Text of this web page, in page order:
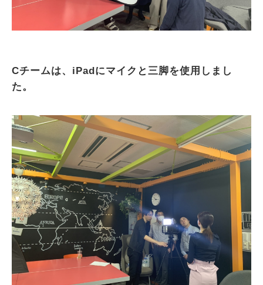
Cチームは、iPadにマイクと三脚を使用しまし
た。